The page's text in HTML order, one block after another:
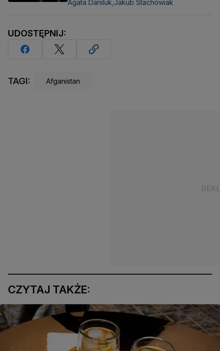
Agata Daniluk, Jakub Stachowiak
UDOSTĘPNIJ:
TAGI: Afganistan
CZYTAJ TAKŻE: